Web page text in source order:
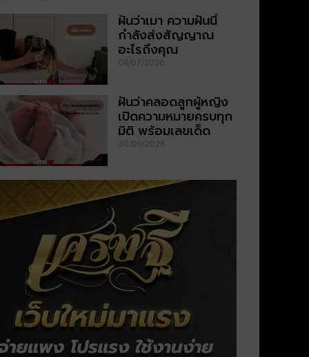
ฝันว่าเมา ความฝันนี้
กำลังส่งสัญญาณ
อะไรถึงคุณ
06/07/2026
ฝันว่าคลอดลูกผู้หญิง
เปิดความหมายครบทุก
มิติ พร้อมเลขเด็ด
30/06/2026